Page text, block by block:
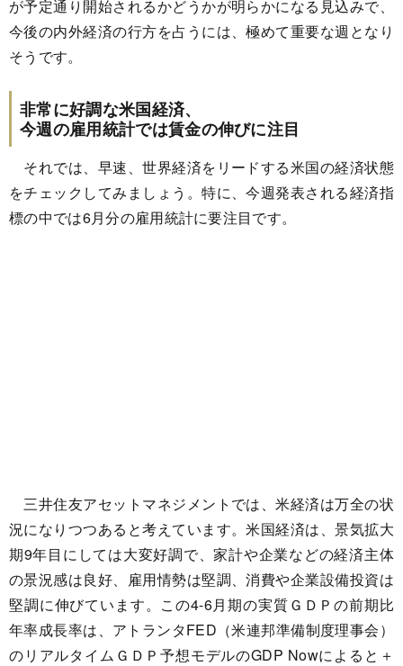
が予定通り開始されるかどうかが明らかになる見込みで、
今後の内外経済の行方を占うには、極めて重要な週となり
そうです。
非常に好調な米国経済、
今週の雇用統計では賃金の伸びに注目
それでは、早速、世界経済をリードする米国の経済状態
をチェックしてみましょう。特に、今週発表される経済指
標の中では6月分の雇用統計に要注目です。
三井住友アセットマネジメントでは、米経済は万全の状
況になりつつあると考えています。米国経済は、景気拡大
期9年目にしては大変好調で、家計や企業などの経済主体
の景況感は良好、雇用情勢は堅調、消費や企業設備投資は
堅調に伸びています。この4-6月期の実質ＧＤＰの前期比
年率成長率は、アトランタFED（米連邦準備制度理事会）
のリアルタイムＧＤＰ予想モデルのGDP Nowによると＋